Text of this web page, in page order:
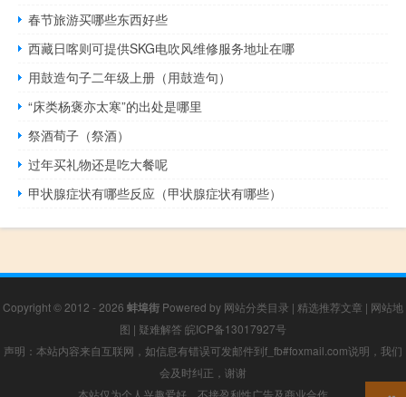
春节旅游买哪些东西好些
西藏日喀则可提供SKG电吹风维修服务地址在哪
用鼓造句子二年级上册（用鼓造句）
“床类杨褒亦太寒”的出处是哪里
祭酒荀子（祭酒）
过年买礼物还是吃大餐呢
甲状腺症状有哪些反应（甲状腺症状有哪些）
Copyright © 2012 - 2026 蚌埠街 Powered by 网站分类目录 | 精选推荐文章 | 网站地
图 | 疑难解答 皖ICP备13017927号
声明：本站内容来自互联网，如信息有错误可发邮件到f_fb#foxmail.com说明，我们
会及时纠正，谢谢
本站仅为个人兴趣爱好，不接盈利性广告及商业合作